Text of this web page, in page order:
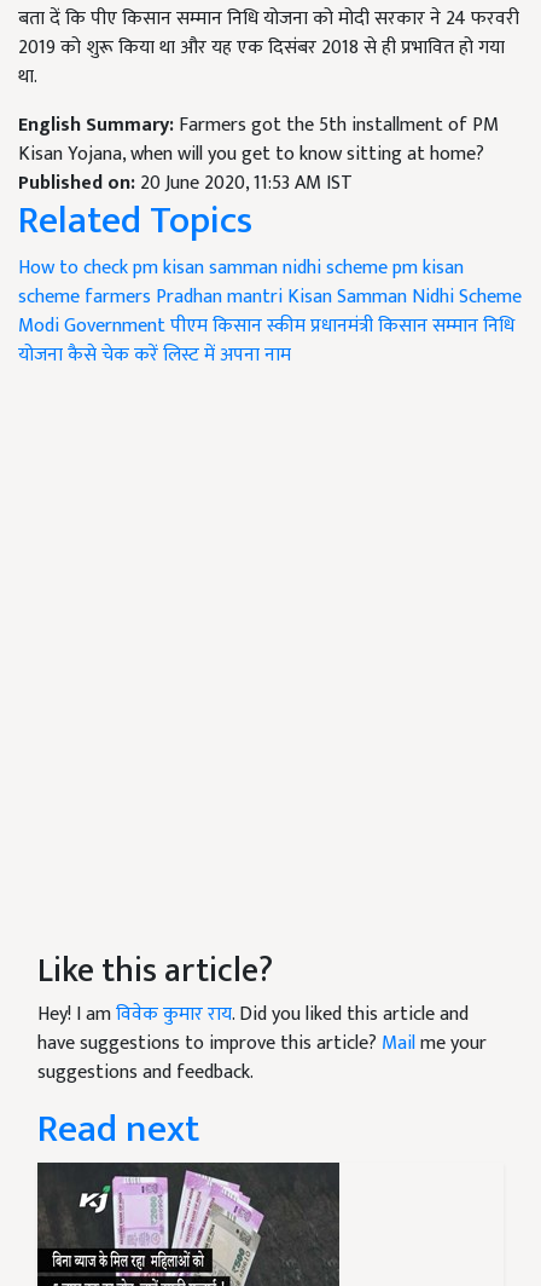
बता दें कि पीए किसान सम्मान निधि योजना को मोदी सरकार ने 24 फरवरी
2019 को शुरू किया था और यह एक दिसंबर 2018 से ही प्रभावित हो गया
था.
English Summary:Farmers got the 5th installment of PM
Kisan Yojana, when will you get to know sitting at home?
Published on:20 June 2020, 11:53 AM IST
Related Topics
How to check pm kisan samman nidhi schemepm kisan
schemefarmers Pradhan mantri Kisan Samman Nidhi Scheme
Modi Governmentपीएम किसान स्कीमप्रधानमंत्री किसान सम्मान निधि
योजनाकैसे चेक करें लिस्ट में अपना नाम
Like this article?
Hey! I amविवेक कुमार राय. Did you liked this article and
have suggestions to improve this article? Mailme your
suggestions and feedback.
Read next